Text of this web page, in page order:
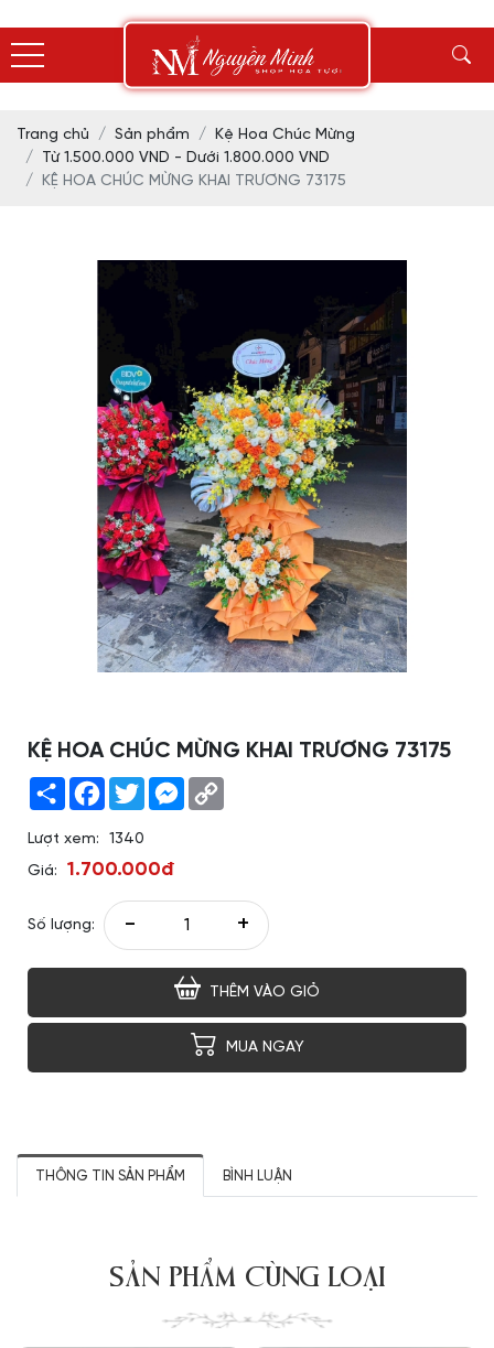
Trang chủ Sản phẩm
Kệ Hoa Chúc Mừng
Từ 1.500.000 VND - Dưới 1.800.000 VND
KỆ HOA CHÚC MỪNG KHAI TRƯƠNG 73175
KỆ HOA CHÚC MỪNG KHAI TRƯƠNG 73175
Share Facebook
TwitterMessenger
Lượt xem:
1340
Giá:
1.700.000đ
Số lượng: - +
THÊM VÀO GIỎ
MUA NGAY
THÔNG TIN SẢN PHẨM BÌNH LUẬN
SẢN PHẨM CÙNG LOẠI